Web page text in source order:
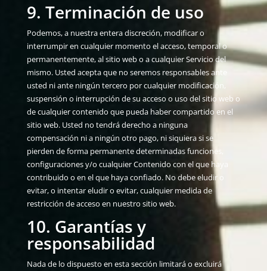
9. Terminación de uso
Podemos, a nuestra entera discreción, modificar o
interrumpir en cualquier momento el acceso, temporal o
permanentemente, al sitio web o a cualquier Servicio del
mismo. Usted acepta que no seremos responsables ante
usted ni ante ningún tercero por cualquier modificación,
suspensión o interrupción de su acceso o uso del sitio web o
de cualquier contenido que pueda haber compartido en el
sitio web. Usted no tendrá derecho a ninguna
compensación ni a ningún otro pago, ni siquiera si se
pierden de forma permanente determinadas funciones,
configuraciones y/o cualquier Contenido con el que haya
contribuido o en el que haya confiado. No debe eludir o
evitar, o intentar eludir o evitar, cualquier medida de
restricción de acceso en nuestro sitio web.
10. Garantías y
responsabilidad
Nada de lo dispuesto en esta sección limitará o excluirá